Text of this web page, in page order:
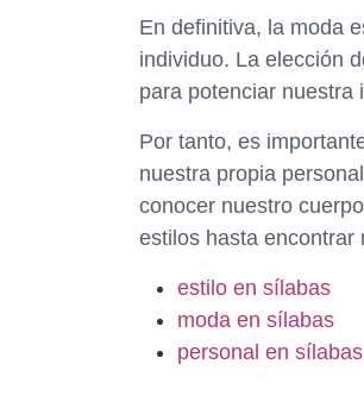
En definitiva, la moda
individuo. La elección
para potenciar nuestra
Por tanto, es
nuestra propia
conocer nuestro
estilos hasta encontrar
estilo en sílabas
moda en sílabas
personal en sílabas